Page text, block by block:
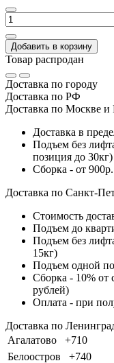
Добавить в корзину
Товар распродан
Доставка по городу
Доставка по РФ
Доставка по Москве
Доставка в
Подъем без
позиция до 30кг)
Сборка - от
Доставка по Санкт-
Стоимость
Подъем до
Подъем без
15кг)
Подъем одной
Сборка - 10% от
рублей)
Оплата - при
Доставка по
Агалатово
+710
Белоостров
+740